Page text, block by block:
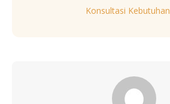
Konsultasi Kebutuhan